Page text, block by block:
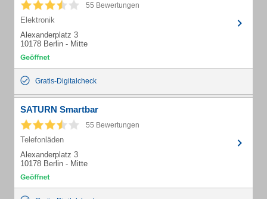
55 Bewertungen
Elektronik
Alexanderplatz 3
10178 Berlin - Mitte
Gratis-Digitalcheck
SATURN Smartbar
55 Bewertungen
Telefonläden
Alexanderplatz 3
10178 Berlin - Mitte